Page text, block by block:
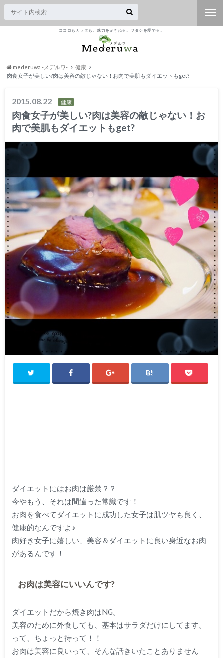
ココロもカラダも。魅力をかさねる。ワタシを愛でる。
mederuwa -メデルワ-
健康
肉食女子が美しい?肉は美容の敵じゃない！お肉で美肌もダイエットもget?
2015.08.22 健康
肉食女子が美しい?肉は美容の敵じゃない！お
肉で美肌もダイエットもget?
ダイエットにはお肉は厳禁？？
今やもう、それは間違った常識です！
お肉を食べてダイエットに成功した女子は肌ツヤも良く、
健康的なんですよ♪
肉好き女子に嬉しい、美容＆ダイエットに良い身近なお肉
があるんです！
お肉は美容にいいんです?
ダイエットだから焼き肉はNG。
美容のために外食しても、基本はサラダだけにしてます。
って、ちょっと待って！！
お肉は美容に良いって、そんな話きいたことありません